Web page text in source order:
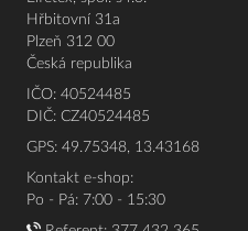
Hřbitovní 31a
Plzeň 312 00
Česká republika
IČO: 40524485
DIČ: CZ40524485
GPS: 49.75348, 13.43168
Kontakt e-shop:
Po - Pá: 7:00 - 15:30